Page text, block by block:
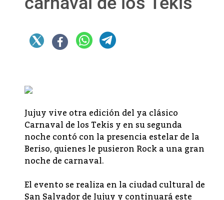
Jujuy vive otra edición del ya clásico
Carnaval de los Tekis y en su segunda
noche contó con la presencia estelar de la
Beriso, quienes le pusieron Rock a una gran
noche de carnaval.
El evento se realiza en la ciudad cultural de